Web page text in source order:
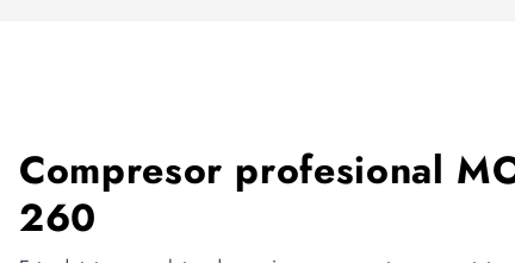
Compresor profesional
260